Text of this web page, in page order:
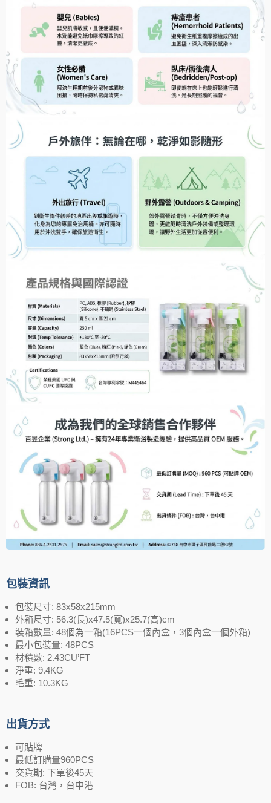
包裝資訊
包裝尺寸: 83x58x215mm
外箱尺寸: 56.3(長)x47.5(寬)x25.7(高)cm
裝箱數量: 48個為一箱(16PCS一個內盒，3個內盒一個外箱)
最小包裝量: 48PCS
材積數: 2.43CU’FT
淨重: 9.4KG
毛重: 10.3KG
出貨方式
可貼牌
最低訂購量960PCS
交貨期: 下單後45天
FOB: 台灣，台中港